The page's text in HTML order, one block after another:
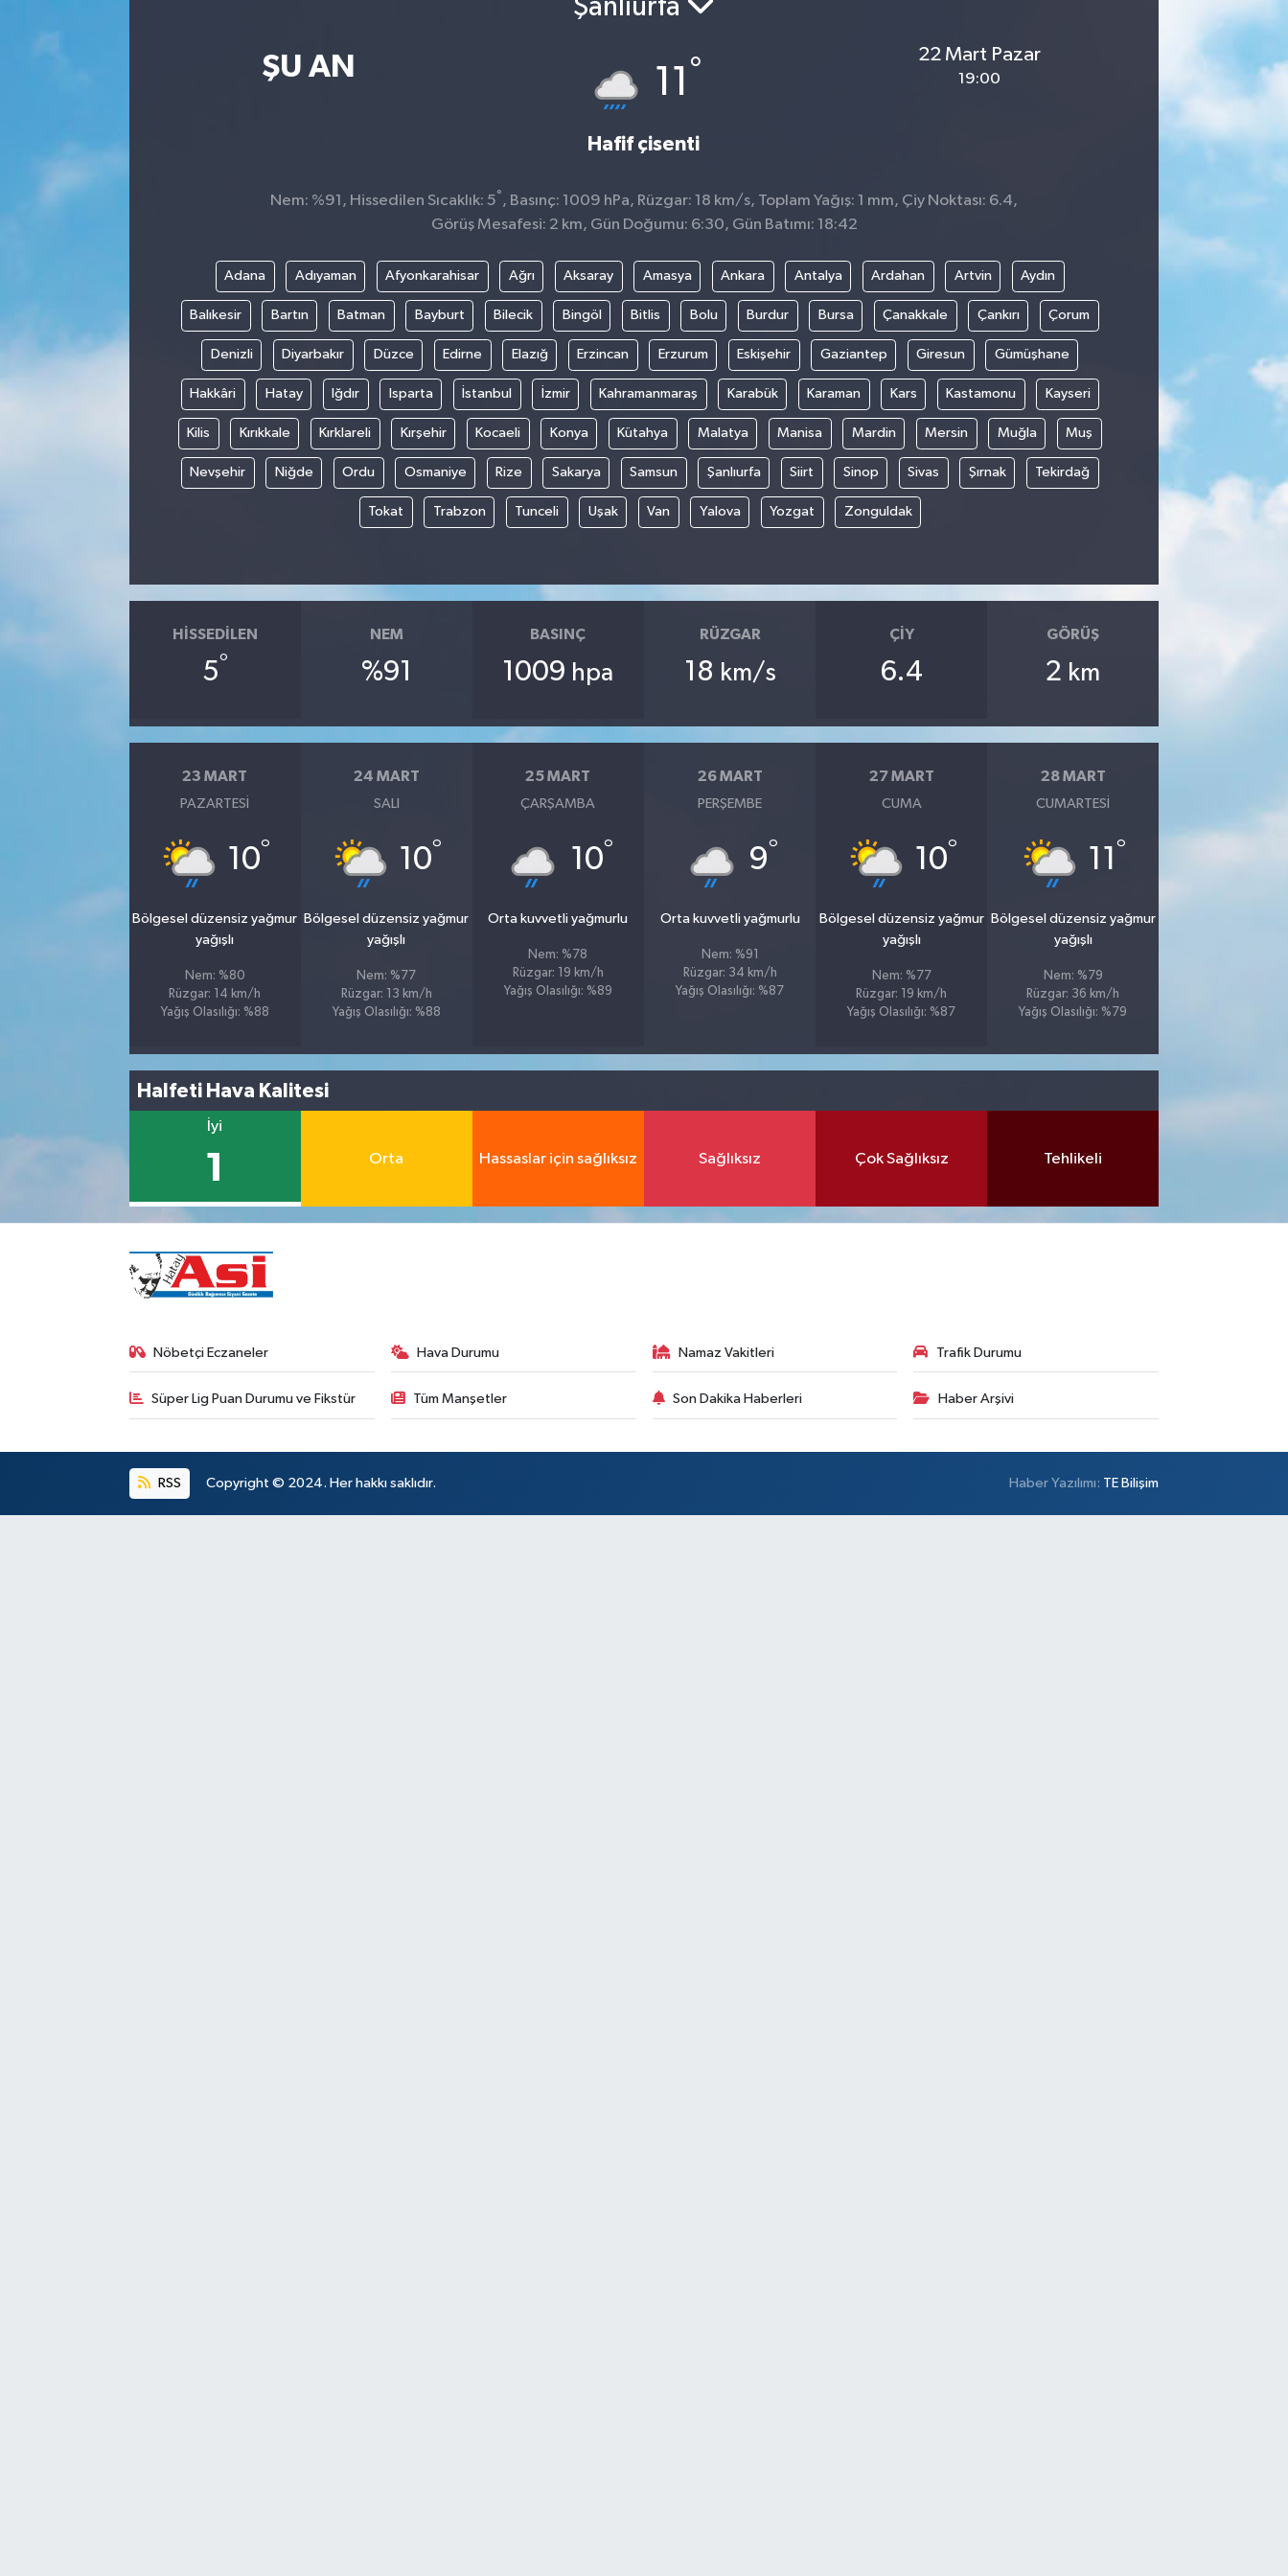
ŞU AN
Şanlıurfa
11 °
Hafif çisenti
22 Mart Pazar
19:00
Nem: %91, Hissedilen Sıcaklık: 5° , Basınç: 1009 hPa, Rüzgar: 18 km/s, Toplam Yağış: 1 mm, Çiy Noktası: 6.4,
Görüş Mesafesi: 2 km, Gün Doğumu: 6:30, Gün Batımı: 18:42
Adana Adıyaman Afyonkarahisar Ağrı Aksaray Amasya Ankara Antalya Ardahan Artvin Aydın
Balıkesir Bartın Batman Bayburt Bilecik Bingöl Bitlis Bolu Burdur Bursa Çanakkale Çankırı Çorum
Denizli Diyarbakır Düzce Edirne Elazığ Erzincan Erzurum Eskişehir Gaziantep Giresun Gümüşhane
Hakkâri Hatay Iğdır Isparta İstanbul İzmir Kahramanmaraş Karabük Karaman Kars Kastamonu Kayseri
Kilis Kırıkkale Kırklareli Kırşehir Kocaeli Konya Kütahya Malatya Manisa Mardin Mersin Muğla Muş
Nevşehir Niğde Ordu Osmaniye Rize Sakarya Samsun Şanlıurfa Siirt Sinop Sivas Şırnak Tekirdağ
Tokat Trabzon Tunceli Uşak Van Yalova Yozgat Zonguldak
HISSEDILEN
5°
NEM
%91
BASINÇ
1009 hpa
RÜZGAR
18 km/s
ÇIY
6.4
GÖRÜŞ
2 km
23 MART
PAZARTESI
10°
Bölgesel düzensiz yağmur
yağışlı
Nem: %80
Rüzgar: 14 km/h
Yağış Olasılığı: %88
24 MART
SALI
10°
Bölgesel düzensiz yağmur
yağışlı
Nem: %77
Rüzgar: 13 km/h
Yağış Olasılığı: %88
25 MART
ÇARŞAMBA
10°
Orta kuvvetli yağmurlu
Nem: %78
Rüzgar: 19 km/h
Yağış Olasılığı: %89
26 MART
PERŞEMBE
9°
Orta kuvvetli yağmurlu
Nem: %91
Rüzgar: 34 km/h
Yağış Olasılığı: %87
27 MART
CUMA
10°
Bölgesel düzensiz yağmur
yağışlı
Nem: %77
Rüzgar: 19 km/h
Yağış Olasılığı: %87
28 MART
CUMARTESI
11 °
Bölgesel düzensiz yağmur
yağışlı
Nem: %79
Rüzgar: 36 km/h
Yağış Olasılığı: %79
Halfeti Hava Kalitesi
İyi
1 Orta Hassaslar için sağlıksız Sağlıksız Çok Sağlıksız Tehlikeli
Nöbetçi Eczaneler Hava Durumu Namaz Vakitleri Trafik Durumu
Süper Lig Puan Durumu ve Fikstür Tüm Manşetler Son Dakika Haberleri Haber Arşivi
RSS Copyright © 2024. Her hakkı saklıdır. Haber Yazılımı: TE Bilişim
Spor